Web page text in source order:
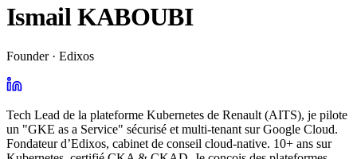
Ismail KABOUBI
Founder · Edixos
Tech Lead de la plateforme Kubernetes de Renault (AITS), je pilote
un "GKE as a Service" sécurisé et multi-tenant sur Google Cloud.
Fondateur d’Edixos, cabinet de conseil cloud-native. 10+ ans sur